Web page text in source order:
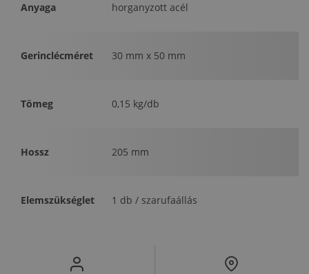
Anyaga horganyzott acél
Gerinclécméret 30 mm x 50 mm
Tömeg 0,15 kg/db
Hossz 205 mm
Elemszükséglet 1 db / szarufaállás